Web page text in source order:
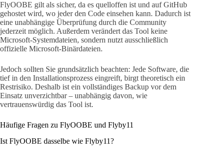
FlyOOBE gilt als sicher, da es quelloffen ist und auf GitHub
gehostet wird, wo jeder den Code einsehen kann. Dadurch ist
eine unabhängige Überprüfung durch die Community
jederzeit möglich. Außerdem verändert das Tool keine
Microsoft-Systemdateien, sondern nutzt ausschließlich
offizielle Microsoft-Binärdateien.
Jedoch sollten Sie grundsätzlich beachten: Jede Software, die
tief in den Installationsprozess eingreift, birgt theoretisch ein
Restrisiko. Deshalb ist ein vollständiges Backup vor dem
Einsatz unverzichtbar – unabhängig davon, wie
vertrauenswürdig das Tool ist.
Häufige Fragen zu FlyOOBE und Flyby11
Ist FlyOOBE dasselbe wie Flyby11?